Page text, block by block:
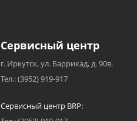
Сервисный центр
г. Иркутск, ул. Баррикад, д. 90в.
Тел.: (3952) 919-917
Сервисный центр BRP: